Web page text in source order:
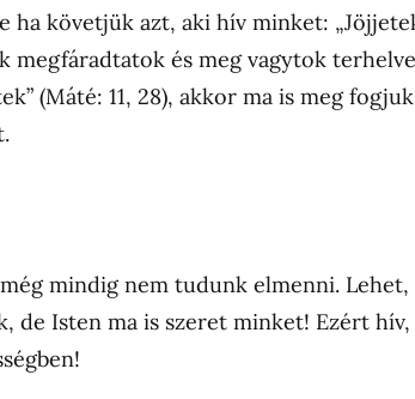
ha követjük azt, aki hív minket:
megfáradtatok és meg vagytok
(Máté: 11, 28), akkor ma is meg fogjuk
mindig nem tudunk elmenni. Lehet,
de Isten ma is szeret minket! Ezért